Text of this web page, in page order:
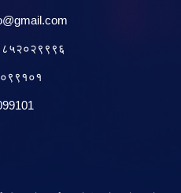
९८५२०२९९९६